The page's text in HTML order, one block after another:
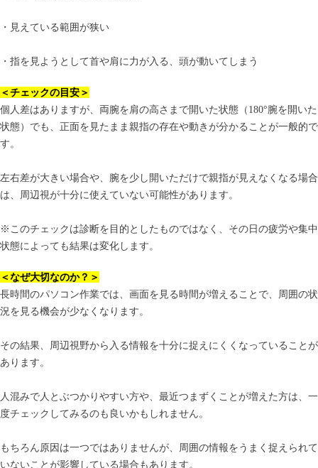
・見えている範囲が狭い
・指を見ようとして首や肩に力が入る、頭が動いてしまう
＜チェックの目安＞
個人差はありますが、両腕を肩の高さまで開いた状態（180°腕を開いた
状態）でも、正面を見たまま親指の存在や動きが分かることが一般的で
す。
左右差が大きい場合や、腕を少し開いただけで親指が見えなくなる場合
は、周辺視が十分に使えていない可能性があります。
※このチェックは診断を目的としたものではなく、その日の疲労や集中
状態によっても結果は変化します。
＜なぜ大切なのか？＞
長時間のパソコン作業では、画面を見る時間が増えることで、周囲の状
況を見る機会が少なくなります。
その結果、周辺視野から入る情報を十分に捉えにくくなっていることが
あります。
人混みで人とぶつかりやすい方や、最近つまずくことが増えた方は、一
度チェックしてみるのも良いかもしれません。
もちろん原因は一つではありませんが、周囲の情報をうまく捉えられて
いないことが影響している場合もあります。